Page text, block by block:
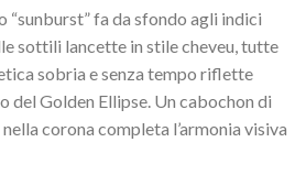
“sunburst” fa da sfondo agli indici
sottili lancette in stile cheveu, tutte
sobria e senza tempo riflette
Golden Ellipse. Un cabochon di
corona completa l’armonia visiva